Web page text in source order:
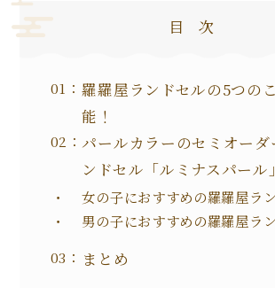
目次
羅羅屋ランドセルの5つの
能！
パールカラーのセミオーダ
ンドセル「ルミナスパール」
女の子におすすめの羅羅屋ラ
男の子におすすめの羅羅屋ラ
まとめ